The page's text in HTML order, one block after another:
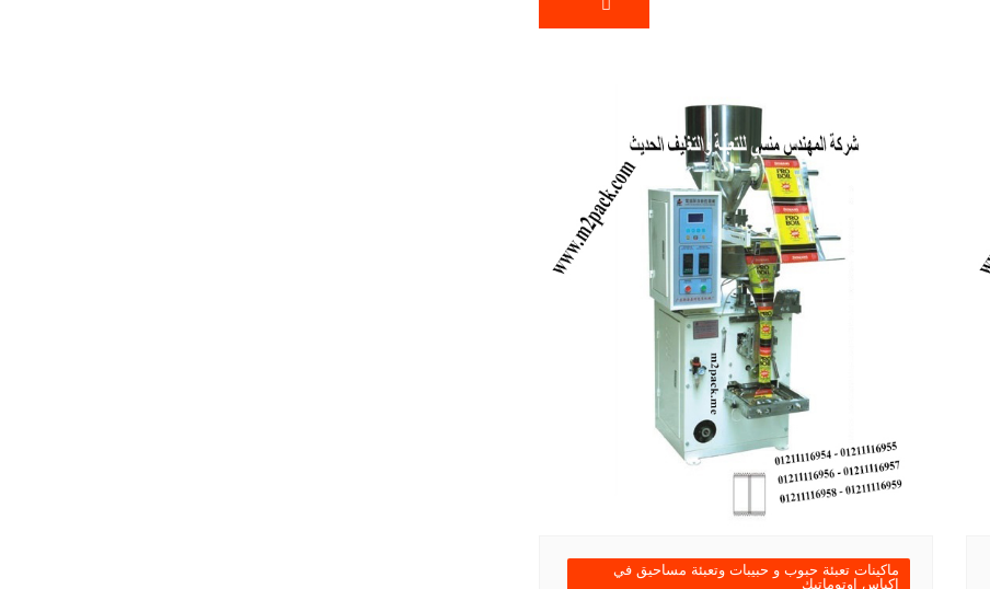
ماكينات تعبئة حبوب و حبيبات وتعبئة مساحيق في
اكياس اوتوماتيك